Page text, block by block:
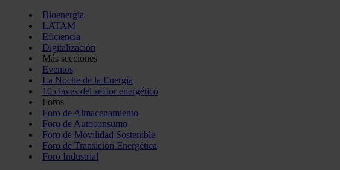
Bioenergía
LATAM
Eficiencia
Digitalización
Más secciones
Eventos
La Noche de la Energía
10 claves del sector energético
Foros
Foro de Almacenamiento
Foro de Autoconsumo
Foro de Movilidad Sostenible
Foro de Transición Energética
Foro Industrial